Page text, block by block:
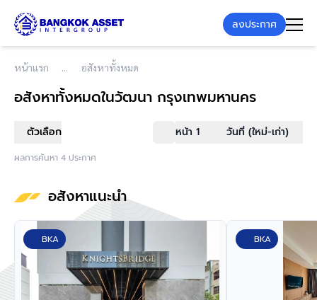
ลงประกาศ
หน้าแรก อสังหาทั้งหมด
อสังหาทั้งหมดในวัฒนา กรุงเทพมหานคร
ตัวเลือก หน้า 1 วันที่ (ใหม่-เก่า)
ผลการค้นหา 4 ประกาศ
อสังหาแนะนำ
BKA BKA